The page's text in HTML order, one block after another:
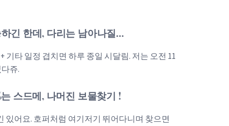
긴 한데, 다리는 남아나질…
타 일정 겹치면 하루 종일 시달림. 저는 오전 11
쥬.
스드메, 나머진 보물찾기 !
있어요. 호퍼처럼 여기저기 뛰어다니며 찾으면